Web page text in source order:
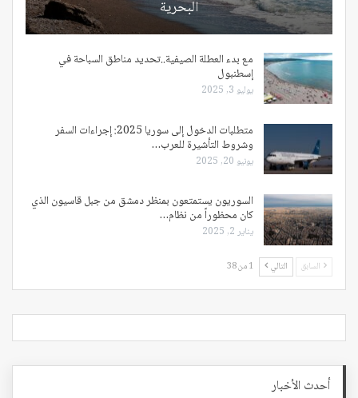
البحرية
مع بدء العطلة الصيفية..تحديد مناطق السباحة في
إسطنبول
يوليو 3, 2025
متطلبات الدخول إلى سوريا 2025: إجراءات السفر
وشروط التأشيرة للعرب…
يونيو 20, 2025
السوريون يستمتعون بمنظر دمشق من جبل قاسيون الذي
كان محظوراً من نظام…
يناير 2, 2025
السابق التالي 1 من 38
أحدث الأخبار